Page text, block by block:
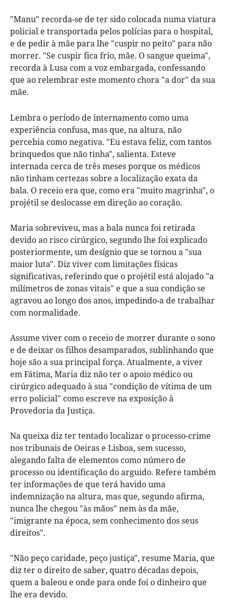
"Manu" recorda-se de ter sido colocada numa viatura
policial e transportada pelos polícias para o hospital,
e de pedir à mãe para lhe "cuspir no peito" para não
morrer. "Se cuspir fica frio, mãe. O sangue queima",
recorda à Lusa com a voz embargada, confessando
que ao relembrar este momento chora "a dor" da sua
mãe.
Lembra o período de internamento como uma
experiência confusa, mas que, na altura, não
percebia como negativa. "Eu estava feliz, com tantos
brinquedos que não tinha", salienta. Esteve
internada cerca de três meses porque os médicos
não tinham certezas sobre a localização exata da
bala. O receio era que, como era "muito magrinha", o
projétil se deslocasse em direção ao coração.
Maria sobreviveu, mas a bala nunca foi retirada
devido ao risco cirúrgico, segundo lhe foi explicado
posteriormente, um desígnio que se tornou a "sua
maior luta". Diz viver com limitações físicas
significativas, referindo que o projétil está alojado "a
milímetros de zonas vitais" e que a sua condição se
agravou ao longo dos anos, impedindo-a de trabalhar
com normalidade.
Assume viver com o receio de morrer durante o sono
e de deixar os filhos desamparados, sublinhando que
hoje são a sua principal força. Atualmente, a viver
em Fátima, Maria diz não ter o apoio médico ou
cirúrgico adequado à sua "condição de vítima de um
erro policial" como escreve na exposição à
Provedoria da Justiça.
Na queixa diz ter tentado localizar o processo-crime
nos tribunais de Oeiras e Lisboa, sem sucesso,
alegando falta de elementos como número de
processo ou identificação do arguido. Refere também
ter informações de que terá havido uma
indemnização na altura, mas que, segundo afirma,
nunca lhe chegou "às mãos" nem às da mãe,
"imigrante na época, sem conhecimento dos seus
direitos".
"Não peço caridade, peço justiça", resume Maria, que
diz ter o direito de saber, quatro décadas depois,
quem a baleou e onde para onde foi o dinheiro que
lhe era devido.